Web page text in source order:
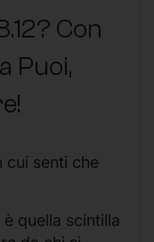
Con
Puoi,
!
cui senti che
quella scintilla